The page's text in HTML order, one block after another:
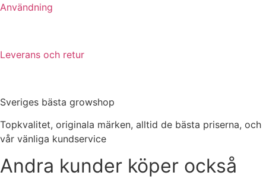
Användning
Leverans och retur
Sveriges bästa growshop
Topkvalitet, originala märken, alltid de bästa priserna, och
vår vänliga kundservice
Andra kunder köper också